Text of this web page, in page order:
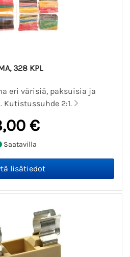
328 KPL
eri värisiä, paksuisia ja
2:1.
€
Saatavilla